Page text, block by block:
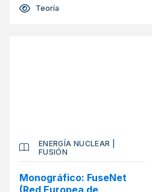
Teoría
ENERGÍA NUCLEAR
FUSIÓN
Monográfico: FuseNet
(Red Europea de